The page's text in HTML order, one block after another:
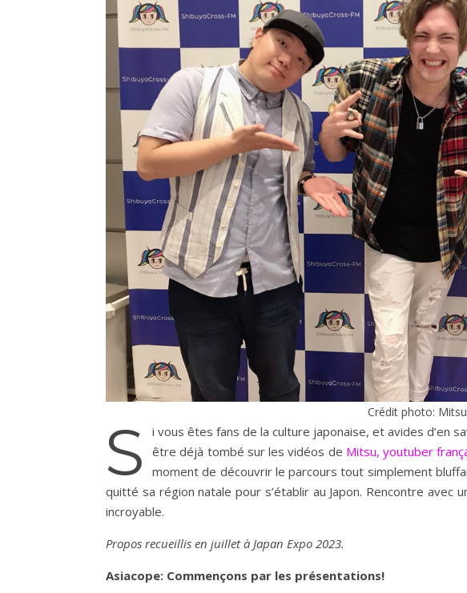
Crédit photo: Mitsu
S
i vous êtes fans de la culture japonaise, et avides d’en
être déjà tombé sur les vidéos de Mitsu, youtuber
moment de découvrir le parcours tout simplement
quitté sa région natale pour s’établir au Japon. Rencontre avec
incroyable.
Propos recueillis en juillet à Japan Expo 2023.
Asiacope: Commençons par les présentations!